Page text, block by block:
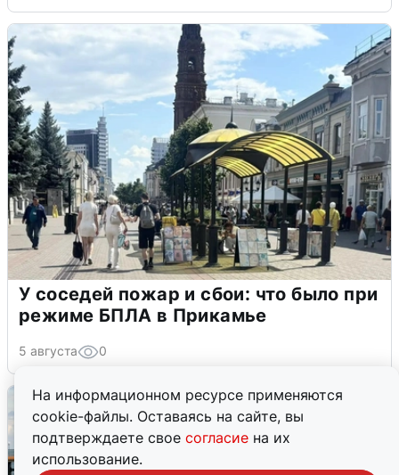
На информационном ресурсе применяются
cookie-файлы. Оставаясь на сайте, вы
подтверждаете свое согласие на их
использование.
У соседей пожар и сбои: что было при
режиме БПЛА в Прикамье
5 августа 0